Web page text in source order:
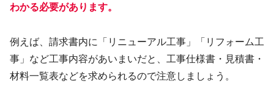
わかる必要があります。
例えば、請求書内に「リニューアル工事」「リフォーム工
事」など工事内容があいまいだと、工事仕様書・見積書・
材料一覧表などを求められるので注意しましょう。